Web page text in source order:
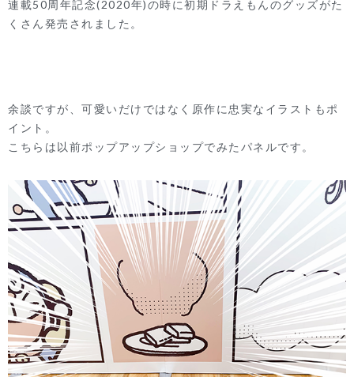
連載50周年記念(2020年)の時に初期ドラえもんのグッズがた
くさん発売されました。
余談ですが、可愛いだけではなく原作に忠実なイラストもポ
イント。
こちらは以前ポップアップショップでみたパネルです。